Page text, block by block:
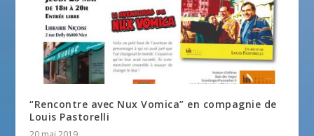
“Rencontre avec Nux Vomica” en compagnie de
Louis Pastorelli